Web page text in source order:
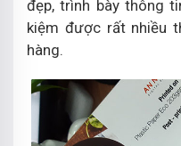
đẹp, trình bày thông
kiệm được rất nhiều
hàng.